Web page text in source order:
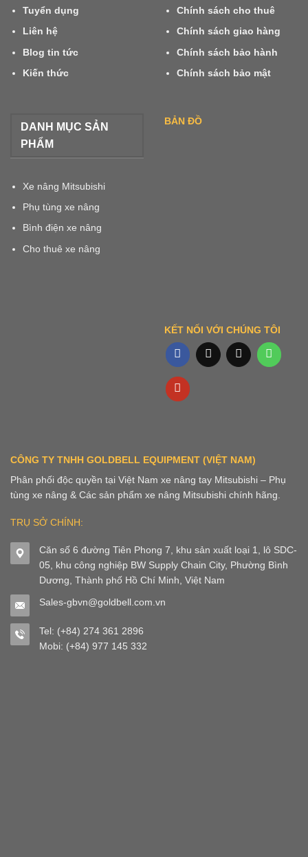
Tuyển dụng
Liên hệ
Blog tin tức
Kiến thức
Chính sách cho thuê
Chính sách giao hàng
Chính sách bảo hành
Chính sách bảo mật
DANH MỤC SẢN
PHẨM
Xe nâng Mitsubishi
Phụ tùng xe nâng
Bình điện xe nâng
Cho thuê xe nâng
BẢN ĐỒ
KẾT NỐI VỚI CHÚNG TÔI
CÔNG TY TNHH GOLDBELL EQUIPMENT (VIỆT NAM)
Phân phối độc quyền tại Việt Nam xe nâng tay Mitsubishi – Phụ
tùng xe nâng & Các sản phẩm xe nâng Mitsubishi chính hãng.
TRỤ SỞ CHÍNH:
Căn số 6 đường Tiên Phong 7, khu sản xuất loại 1, lô SDC-
05, khu công nghiệp BW Supply Chain City, Phường Bình
Dương, Thành phố Hồ Chí Minh, Việt Nam
Sales-gbvn@goldbell.com.vn
Tel: (+84) 274 361 2896
Mobi: (+84) 977 145 332